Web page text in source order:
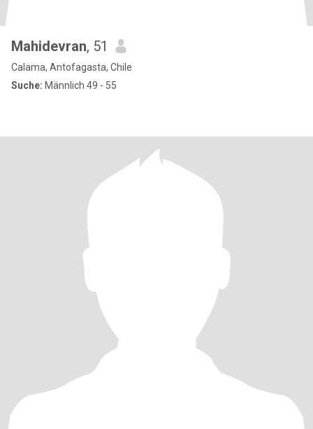
Mahidevran, 51
Calama, Antofagasta, Chile
Suche: Männlich 49 - 55